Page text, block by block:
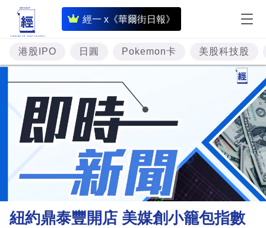
經一 x《華爾街日報》
即
時
財
經
專
題
投
資
樓
市
財
港股IPO 日圓 Pokemon卡 美股科技股
紐約鼎泰豐開店 美媒創小籠包指數